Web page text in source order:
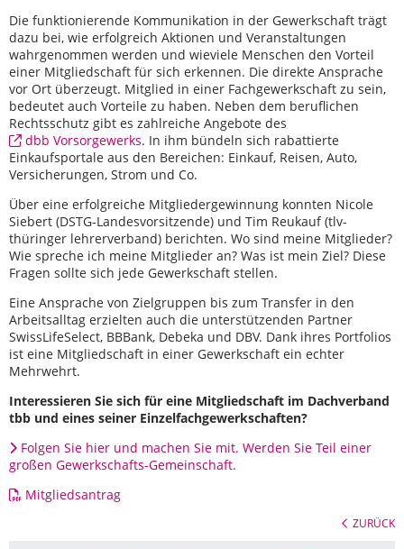
Die funktionierende Kommunikation in der Gewerkschaft trägt
dazu bei, wie erfolgreich Aktionen und Veranstaltungen
wahrgenommen werden und wieviele Menschen den Vorteil
einer Mitgliedschaft für sich erkennen. Die direkte Ansprache
vor Ort überzeugt. Mitglied in einer Fachgewerkschaft zu sein,
bedeutet auch Vorteile zu haben. Neben dem beruflichen
Rechtsschutz gibt es zahlreiche Angebote des
dbb Vorsorgewerks. In ihm bündeln sich rabattierte
Einkaufsportale aus den Bereichen: Einkauf, Reisen, Auto,
Versicherungen, Strom und Co.
Über eine erfolgreiche Mitgliedergewinnung konnten Nicole
Siebert (DSTG-Landesvorsitzende) und Tim Reukauf (tlv-
thüringer lehrerverband) berichten. Wo sind meine Mitglieder?
Wie spreche ich meine Mitglieder an? Was ist mein Ziel? Diese
Fragen sollte sich jede Gewerkschaft stellen.
Eine Ansprache von Zielgruppen bis zum Transfer in den
Arbeitsalltag erzielten auch die unterstützenden Partner
SwissLifeSelect, BBBank, Debeka und DBV. Dank ihres Portfolios
ist eine Mitgliedschaft in einer Gewerkschaft ein echter
Mehrwehrt.
Interessieren Sie sich für eine Mitgliedschaft im Dachverband
tbb und eines seiner Einzelfachgewerkschaften?
Folgen Sie hier und machen Sie mit. Werden Sie Teil einer
großen Gewerkschafts-Gemeinschaft.
Mitgliedsantrag
ZURÜCK